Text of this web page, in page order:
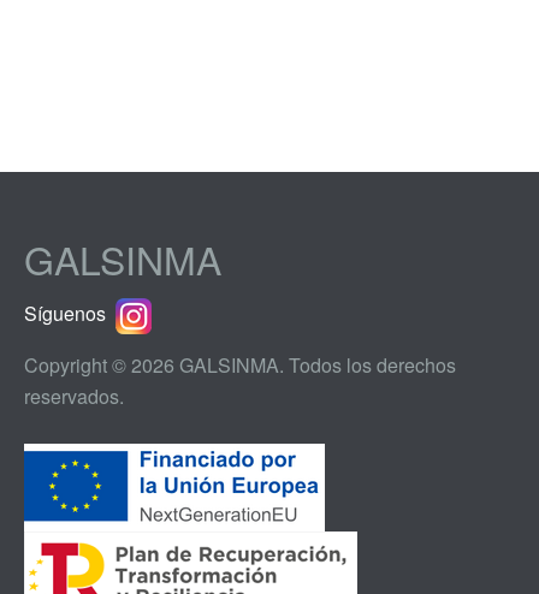
GALSINMA
Síguenos
Copyright © 2026 GALSINMA. Todos los derechos
reservados.